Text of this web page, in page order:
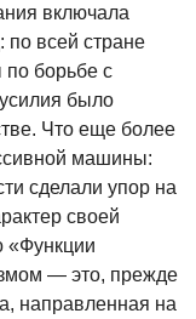
включала
всей стране
борьбе с
было
Что еще более
машины:
сделали упор на
своей
«Функции
— это, прежде
направленная на